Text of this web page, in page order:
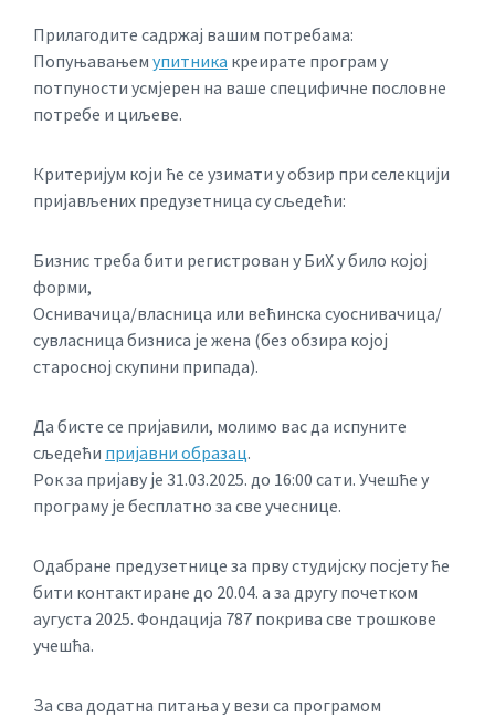
Прилагодите садржај вашим потребама:
Попуњавањем упитника креирате програм у
потпуности усмјерен на ваше специфичне пословне
потребе и циљеве.
Критеријум који ће се узимати у обзир при селекцији
пријављених предузетница су сљедећи:
Бизнис треба бити регистрован у БиХ у било којој
форми,
Оснивачица/власница или већинска суоснивачица/
сувласница бизниса је жена (без обзира којој
старосној скупини припада).
Да бисте се пријавили, молимо вас да испуните
сљедећи пријавни образац.
Рок за пријаву је 31.03.2025. до 16:00 сати. Учешће у
програму је бесплатно за све учеснице.
Одабране предузетнице за прву студијску посјету ће
бити контактиране до 20.04. а за другу почетком
аугуста 2025. Фондација 787 покрива све трошкове
учешћа.
За сва додатна питања у вези са програмом